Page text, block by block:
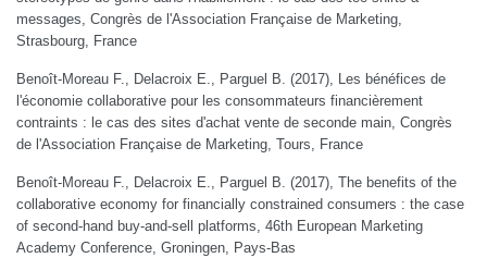
messages, Congrès de l'Association Française de Marketing,
Strasbourg, France
Benoît-Moreau F., Delacroix E., Parguel B. (2017), Les bénéfices de
l'économie collaborative pour les consommateurs financièrement
contraints : le cas des sites d'achat vente de seconde main, Congrès
de l'Association Française de Marketing, Tours, France
Benoît-Moreau F., Delacroix E., Parguel B. (2017), The benefits of the
collaborative economy for financially constrained consumers : the case
of second-hand buy-and-sell platforms, 46th European Marketing
Academy Conference, Groningen, Pays-Bas